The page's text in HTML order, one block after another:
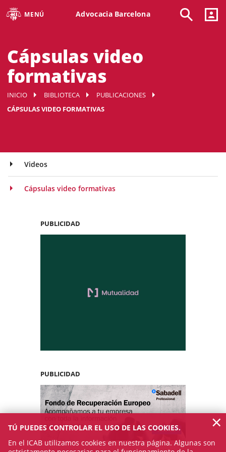
MENÚ Advocacia Barcelona
Cápsulas video
formativas
INICIO BIBLIOTECA
PUBLICACIONES
CÁPSULAS VIDEO FORMATIVAS
Videos
Cápsulas video formativas
PUBLICIDAD
PUBLICIDAD
TÚ PUEDES CONTROLAR EL USO DE LAS COOKIES.
En el ICAB utilizamos cookies en nuestra página. Algunas son
×